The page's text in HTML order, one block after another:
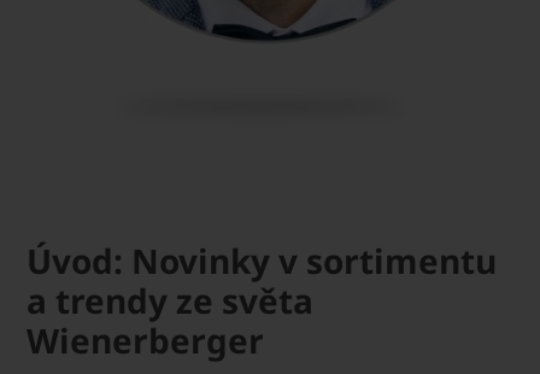
Úvod: Novinky v sortimentu
a trendy ze světa
Wienerberger